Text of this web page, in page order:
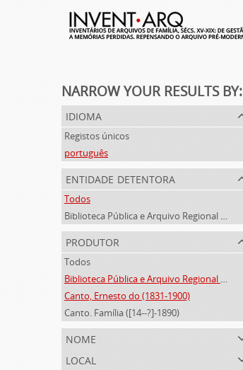
NARROW YOUR RESULTS BY:
idioma
Registos únicos
português
entidade detentora
Todos
Biblioteca Pública e Arquivo Regional de Ponta Delgada
produtor
Todos
Biblioteca Pública e Arquivo Regional de Ponta Delgada (1841- )
Canto, Ernesto do (1831-1900)
Canto. Família ([14--?]-1890)
nome
local